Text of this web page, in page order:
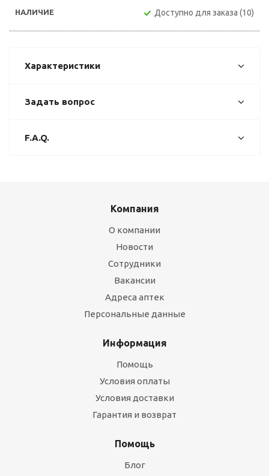
Доступно для заказа (10)
Характеристики
Задать вопрос
F.A.Q.
Компания
О компании
Новости
Сотрудники
Вакансии
Адреса аптек
Персональные данные
Информация
Помощь
Условия оплаты
Условия доставки
Гарантия и возврат
Помощь
Блог